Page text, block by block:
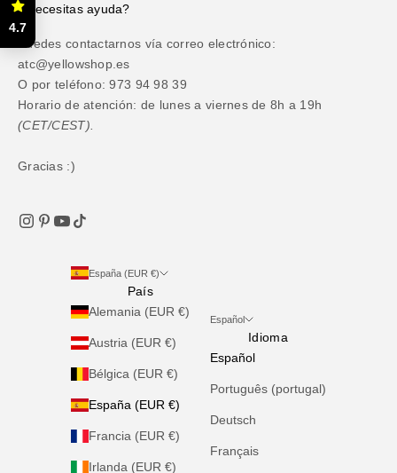
¿Necesitas ayuda?
Puedes contactarnos vía correo electrónico:
atc@yellowshop.es
O por teléfono: 973 94 98 39
Horario de atención: de lunes a viernes de 8h a 19h
(CET/CEST).
Gracias :)
España (EUR €)
País
Alemania (EUR €)
Austria (EUR €)
Bélgica (EUR €)
España (EUR €)
Francia (EUR €)
Irlanda (EUR €)
Español
Idioma
Español
Português (portugal)
Deutsch
Français
4.7